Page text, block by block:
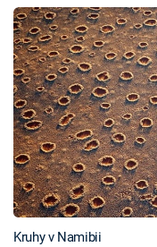
Kruhy v Namibii